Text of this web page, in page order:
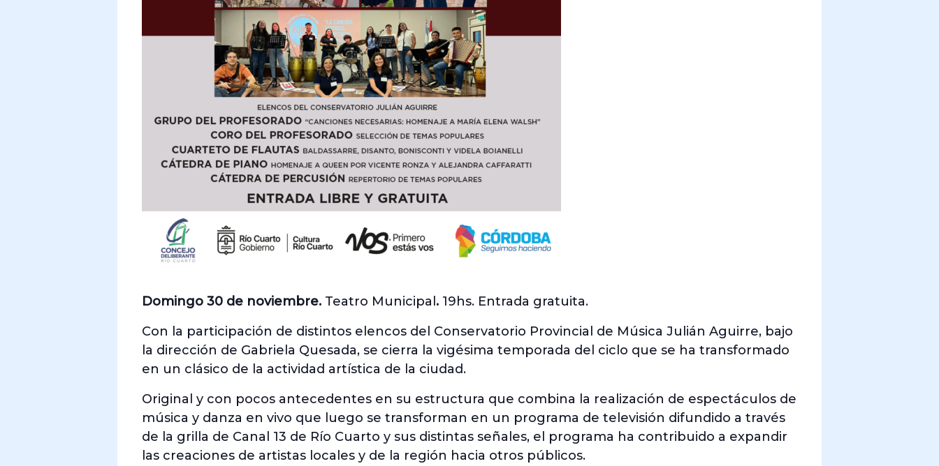
Domingo 30 de noviembre. Teatro Municipal . 19hs. Entrada gratuita.
Con la participación de distintos elencos del Conservatorio Provincial de Música Julián Aguirre, bajo
la dirección de Gabriela Quesada, se cierra la vigésima temporada del ciclo que se ha transformado
en un clásico de la actividad artística de la ciudad.
Original y con pocos antecedentes en su estructura que combina la realización de espectáculos de
música y danza en vivo que luego se transforman en un programa de televisión difundido a través
de la grilla de Canal 13 de Río Cuarto y sus distintas señales, el programa ha contribuido a expandir
las creaciones de artistas locales y de la región hacia otros públicos.